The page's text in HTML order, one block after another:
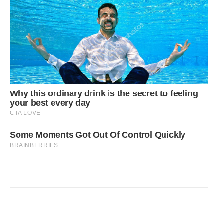
Why this ordinary drink is the secret to feeling
your best every day
CTA LOVE
Some Moments Got Out Of Control Quickly
BRAINBERRIES